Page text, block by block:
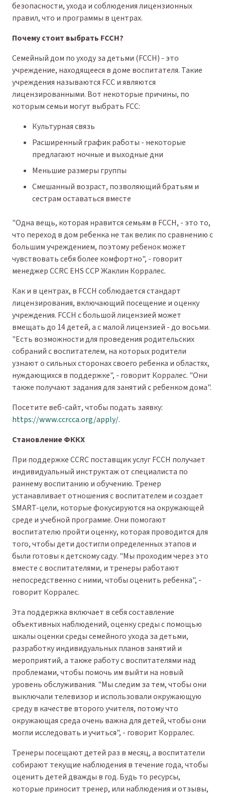
безопасности, ухода и соблюдения лицензионных
правил, что и программы в центрах.
Почему стоит выбрать FCCH?
Семейный дом по уходу за детьми (FCCH) - это
учреждение, находящееся в доме воспитателя. Такие
учреждения называются FCC и являются
лицензированными. Вот некоторые причины, по
которым семьи могут выбрать FCC:
Культурная связь
Расширенный график работы - некоторые
предлагают ночные и выходные дни
Меньшие размеры группы
Смешанный возраст, позволяющий братьям и
сестрам оставаться вместе
"Одна вещь, которая нравится семьям в FCCH, - это то,
что переход в дом ребенка не так велик по сравнению с
большим учреждением, поэтому ребенок может
чувствовать себя более комфортно", - говорит
менеджер CCRC EHS CCP Жаклин Корралес.
Как и в центрах, в FCCH соблюдается стандарт
лицензирования, включающий посещение и оценку
учреждения. FCCH с большой лицензией может
вмещать до 14 детей, а с малой лицензией - до восьми.
"Есть возможности для проведения родительских
собраний с воспитателем, на которых родители
узнают о сильных сторонах своего ребенка и областях,
нуждающихся в поддержке", - говорит Корралес. "Они
также получают задания для занятий с ребенком дома".
Посетите веб-сайт, чтобы подать заявку:
https://www.ccrcca.org/apply/.
Становление ФККХ
При поддержке CCRC поставщик услуг FCCH получает
индивидуальный инструктаж от специалиста по
раннему воспитанию и обучению. Тренер
устанавливает отношения с воспитателем и создает
SMART-цели, которые фокусируются на окружающей
среде и учебной программе. Они помогают
воспитателю пройти оценку, которая проводится для
того, чтобы дети достигли определенных этапов и
были готовы к детскому саду. "Мы проходим через это
вместе с воспитателями, и тренеры работают
непосредственно с ними, чтобы оценить ребенка", -
говорит Корралес.
Эта поддержка включает в себя составление
объективных наблюдений, оценку среды с помощью
шкалы оценки среды семейного ухода за детьми,
разработку индивидуальных планов занятий и
мероприятий, а также работу с воспитателями над
проблемами, чтобы помочь им выйти на новый
уровень обслуживания. "Мы следим за тем, чтобы они
выключали телевизор и использовали окружающую
среду в качестве второго учителя, потому что
окружающая среда очень важна для детей, чтобы они
могли исследовать и учиться", - говорит Корралес.
Тренеры посещают детей раз в месяц, а воспитатели
собирают текущие наблюдения в течение года, чтобы
оценить детей дважды в год. Будь то ресурсы,
которые приносит тренер, или наблюдения и отзывы,